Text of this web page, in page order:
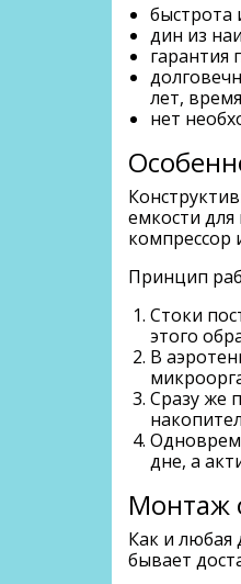
быстрота
дин из
гарантия
лет,
нет
емкости
компрессор
Принцип
Стоки
этого
В
Сразу же
дне, а
Монтаж
Как и любая
бывает